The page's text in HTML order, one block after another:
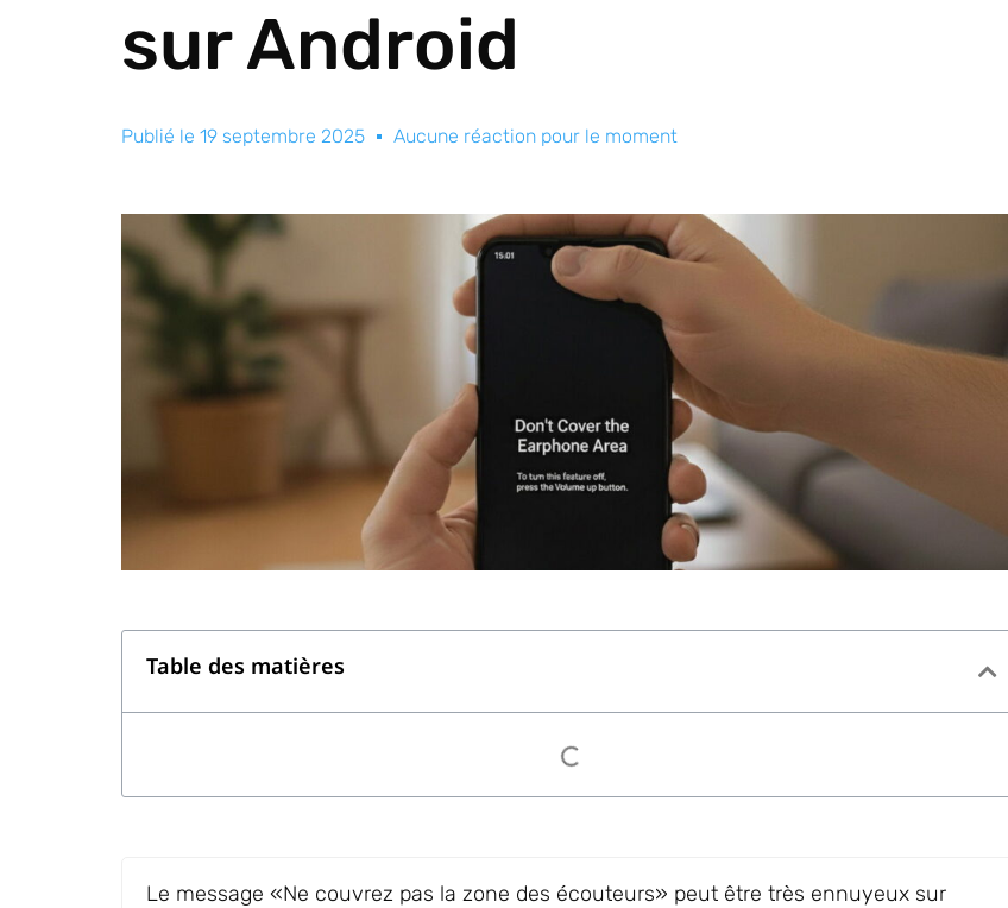
sur Android
Publié le 19 septembre 2025 Aucune réaction pour le moment
Table des matières
Le message «Ne couvrez pas la zone des écouteurs» peut être très ennuyeux sur